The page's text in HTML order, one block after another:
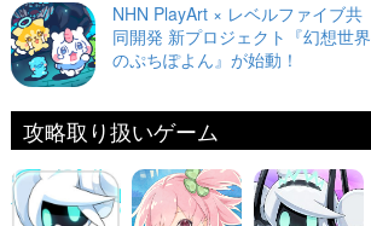
NHN PlayArt × レベルファイブ共
同開発 新プロジェクト『幻想世界
のぷちぽよん』が始動！
攻略取り扱いゲーム